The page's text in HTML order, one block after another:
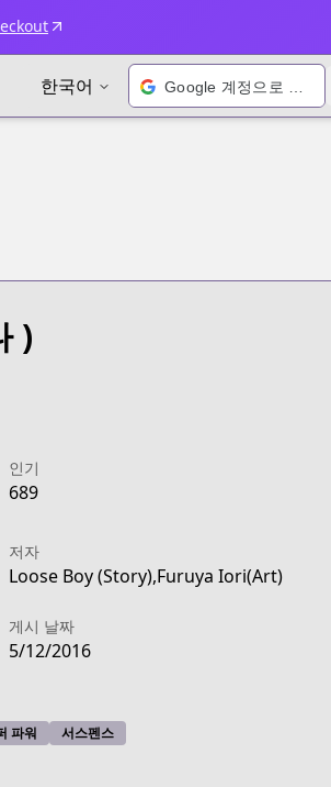
한국어
)
인기
689
저자
Loose Boy (Story),Furuya Iori(Art)
게시 날짜
5/12/2016
파워 서스펜스